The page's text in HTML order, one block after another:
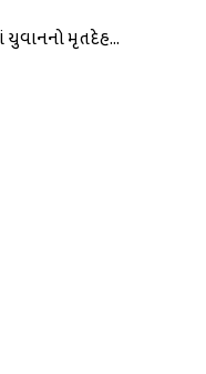
યુવાનનો મૃતદેહ...